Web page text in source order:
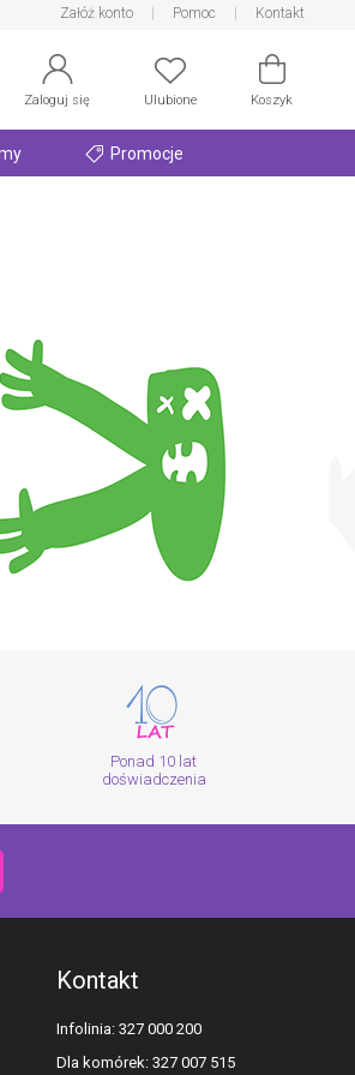
Załóż konto Pomoc Kontakt
Zaloguj się Ulubione Koszyk
Promocje
Ponad 10 lat
doświadczenia
Kontakt
Infolinia: 327 000 200
Dla komórek: 327 007 515